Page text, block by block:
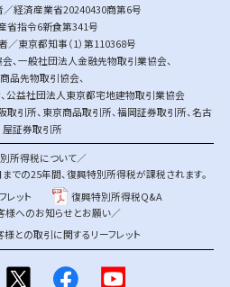
経済産業省20240430商第6号
省指令6新食第341号
／東京都知事（1）第110368号
会、 一般社団法人金融先物取引業協会、
品先物取引協会、
、 公益社団法人東京都宅地建物取引業協会
取引所、 東京商品取引所、福岡証券取引所、名古
屋証券取引所
所得税について／
での25年間、復興特別所得税が課税されます。
レット
復興特別所得税Q&A
様へのお知らせとお願い／
との取引に関するリーフレット